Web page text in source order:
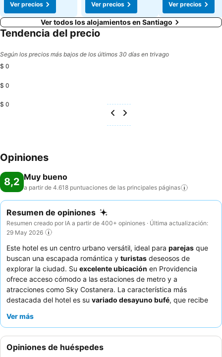
Ver precios
Ver precios
Ver precios
Ver todos los alojamientos en Santiago
Tendencia del precio
Según los precios más bajos de los últimos 30 días en trivago
$ 0
$ 0
$ 0
Opiniones
8,2 Muy bueno
a partir de 4.618 puntuaciones de las principales páginas
Resumen de opiniones
Resumen creado por IA a partir de 400+ opiniones · Última actualización:
29 May 2026
Este hotel es un centro urbano versátil, ideal para parejas que
buscan una escapada romántica y turistas deseosos de
explorar la ciudad. Su excelente ubicación en Providencia
ofrece acceso cómodo a las estaciones de metro y a
atracciones como Sky Costanera. La característica más
destacada del hotel es su variado desayuno bufé, que recibe
alternativas sin gluten y sin lactosa. Los huéspedes alaban de
de desayuno. Para una estancia tranquila, considere solicitar
una habitación conaislamiento acústico
Ver más
Opiniones de huéspedes